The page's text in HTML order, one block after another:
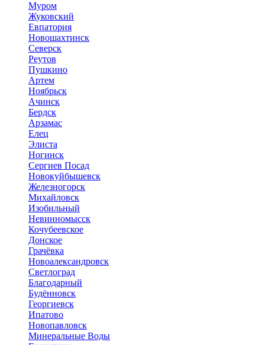
Муром
Жуковский
Евпатория
Новошахтинск
Северск
Реутов
Пушкино
Артем
Ноябрьск
Ачинск
Бердск
Арзамас
Елец
Элиста
Ногинск
Сергиев Посад
Новокуйбышевск
Железногорск
Михайловск
Изобильный
Невинномысск
Кочубеевское
Донское
Грачёвка
Новоалександровск
Светлоград
Благодарный
Будённовск
Георгиевск
Ипатово
Новопавловск
Минеральные Воды